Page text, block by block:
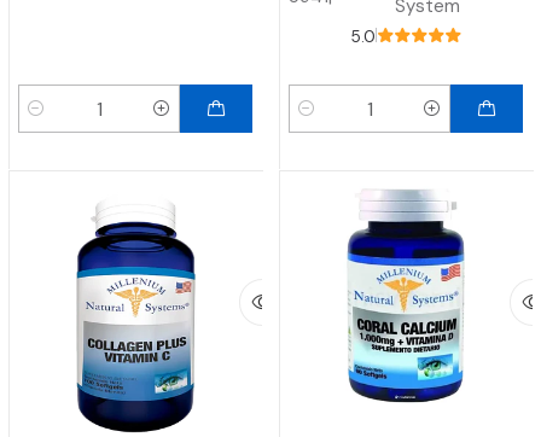
Cantidad
System
5.0
Cantidad